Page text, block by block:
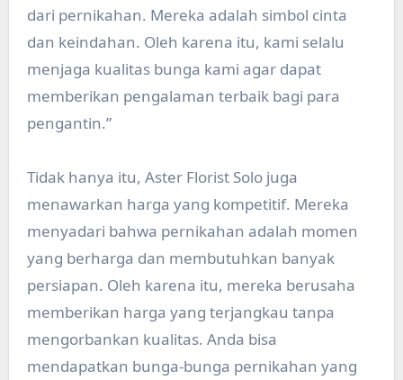
dari pernikahan. Mereka adalah simbol cinta
dan keindahan. Oleh karena itu, kami selalu
menjaga kualitas bunga kami agar dapat
memberikan pengalaman terbaik bagi para
pengantin.”
Tidak hanya itu, Aster Florist Solo juga
menawarkan harga yang kompetitif. Mereka
menyadari bahwa pernikahan adalah momen
yang berharga dan membutuhkan banyak
persiapan. Oleh karena itu, mereka berusaha
memberikan harga yang terjangkau tanpa
mengorbankan kualitas. Anda bisa
mendapatkan bunga-bunga pernikahan yang